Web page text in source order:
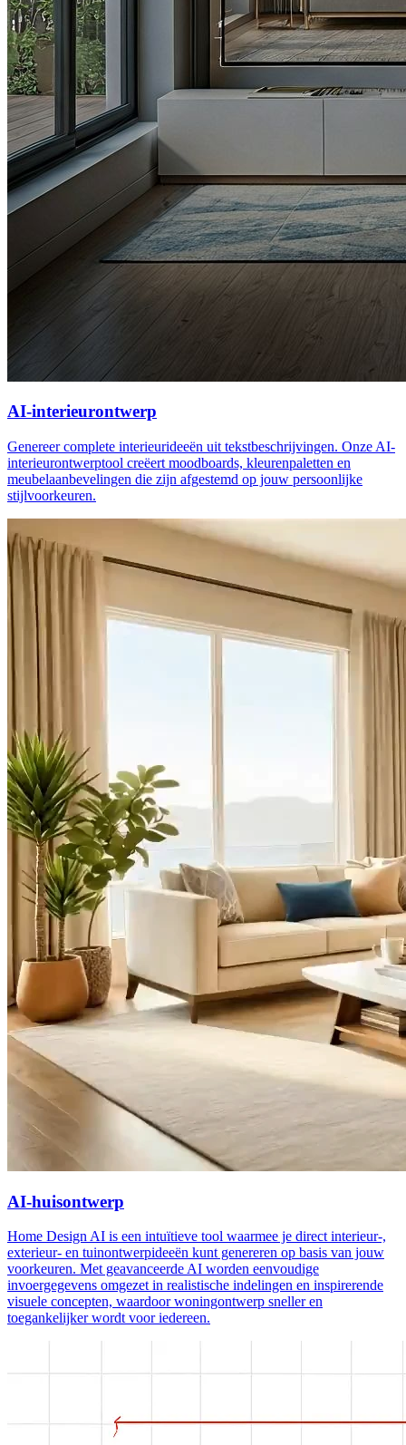
AI-interieurontwerp
Genereer complete interieurideeën uit tekstbeschrijvingen. Onze AI-
interieurontwerptool creëert moodboards, kleurenpaletten en
meubelaanbevelingen die zijn afgestemd op jouw persoonlijke
stijlvoorkeuren.
AI-huisontwerp
Home Design AI is een intuïtieve tool waarmee je direct interieur-,
exterieur- en tuinontwerpideeën kunt genereren op basis van jouw
voorkeuren. Met geavanceerde AI worden eenvoudige
invoergegevens omgezet in realistische indelingen en inspirerende
visuele concepten, waardoor woningontwerp sneller en
toegankelijker wordt voor iedereen.